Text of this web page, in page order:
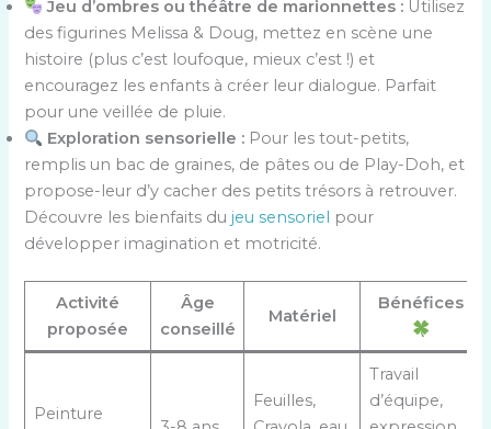
Jeu d’ombres ou théâtre de marionnettes : Utilisez
des figurines Melissa & Doug, mettez en scène une
histoire (plus c’est loufoque, mieux c’est !) et
encouragez les enfants à créer leur dialogue. Parfait
pour une veillée de pluie.
Exploration sensorielle : Pour les tout-petits,
remplis un bac de graines, de pâtes ou de Play-Doh, et
propose-leur d’y cacher des petits trésors à retrouver.
Découvre les bienfaits du jeu sensoriel
pour
développer imagination et motricité.
Activité
proposée
Âge
conseillé
Matériel
Bénéfices
Peinture
Feuilles,
Travail
d’équipe,